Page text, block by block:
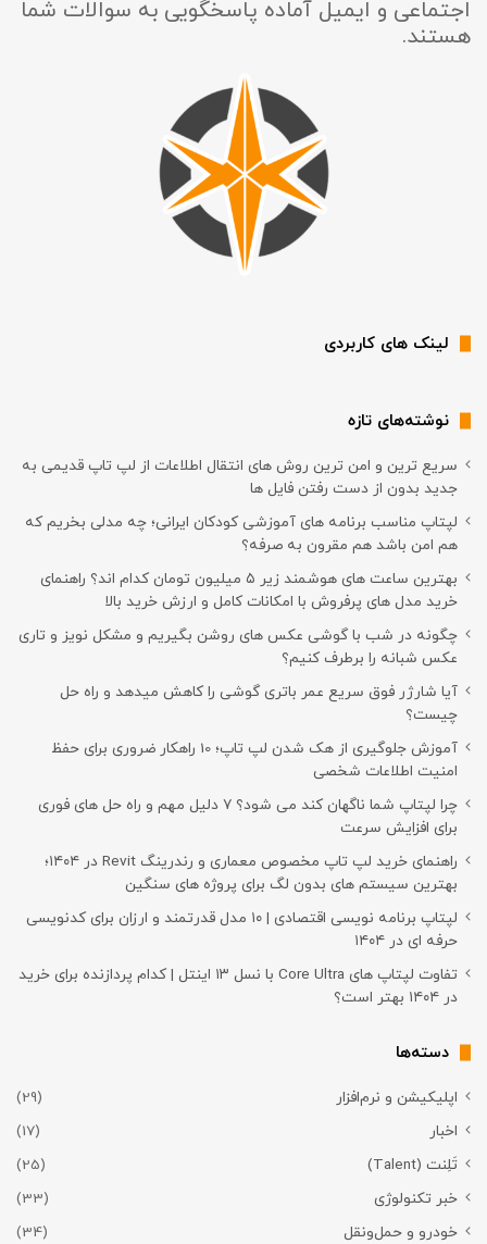
اجتماعی و ایمیل آماده پاسخگویی به سوالات شما
هستند.
لینک های کاربردی
نوشته‌های تازه
سریع ترین و امن ترین روش های انتقال اطلاعات از لپ تاپ قدیمی به
جدید بدون از دست رفتن فایل ها
لپتاپ مناسب برنامه های آموزشی کودکان ایرانی؛ چه مدلی بخریم که
هم امن باشد هم مقرون به صرفه؟
بهترین ساعت های هوشمند زیر ۵ میلیون تومان کدام اند؟ راهنمای
خرید مدل های پرفروش با امکانات کامل و ارزش خرید بالا
چگونه در شب با گوشی عکس های روشن بگیریم و مشکل نویز و تاری
عکس شبانه را برطرف کنیم؟
آیا شارژر فوق سریع عمر باتری گوشی را کاهش میدهد و راه حل
چیست؟
آموزش جلوگیری از هک شدن لپ تاپ؛ 10 راهکار ضروری برای حفظ
امنیت اطلاعات شخصی
چرا لپتاپ شما ناگهان کند می شود؟ ۷ دلیل مهم و راه حل های فوری
برای افزایش سرعت
راهنمای خرید لپ تاپ مخصوص معماری و رندرینگ Revit در ۱۴۰۴؛
بهترین سیستم های بدون لگ برای پروژه های سنگین
لپتاپ برنامه نویسی اقتصادی | ۱۰ مدل قدرتمند و ارزان برای کدنویسی
حرفه ای در ۱۴۰۴
تفاوت لپتاپ های Core Ultra با نسل ۱۳ اینتل | کدام پردازنده برای خرید
در ۱۴۰۴ بهتر است؟
دسته‌ها
اپلیکیشن و نرم‌افزار
(29)
اخبار
(17)
تَلِنت (Talent)
(25)
خبر تکنولوژی
(33)
خودرو و حمل‌و‌نقل
(34)